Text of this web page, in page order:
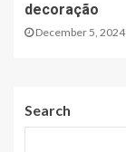
decoração
December 5, 2024
Search